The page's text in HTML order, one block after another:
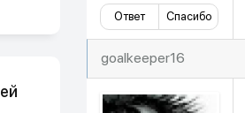
Ответ Спасибо
goalkeeper16